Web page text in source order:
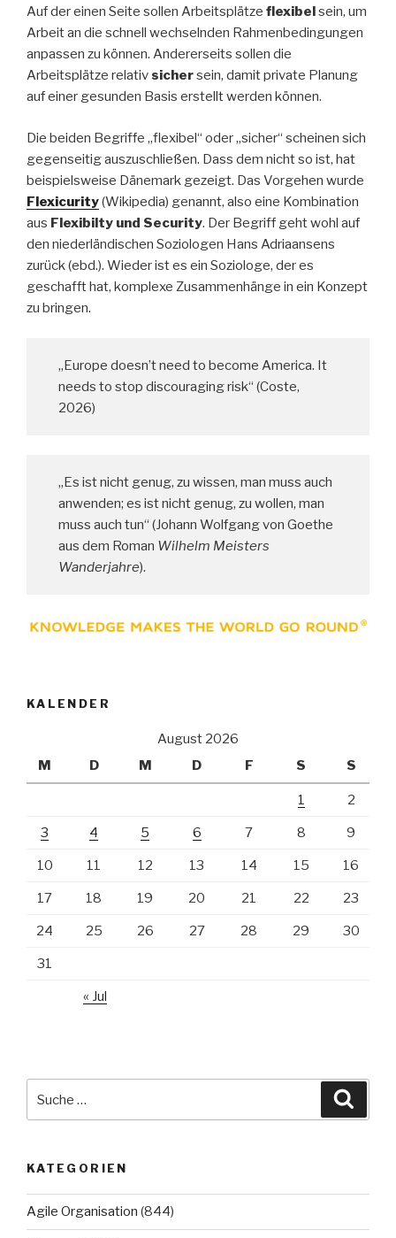
Auf der einen Seite sollen Arbeitsplätze flexibel sein, um
Arbeit an die schnell wechselnden Rahmenbedingungen
anpassen zu können. Andererseits sollen die
Arbeitsplätze relativsichersein, damit private Planung
auf einer gesunden Basis erstellt werden können.
Die beiden Begriffe „flexibel“ oder „sicher“ scheinen sich
gegenseitig auszuschließen. Dass dem nicht so ist, hat
beispielsweise Dänemark gezeigt. Das Vorgehen wurde
Flexicurity(Wikipedia) genannt, also eine Kombination
aus Flexibilty und Security. Der Begriff geht wohl auf
den niederländischen Soziologen Hans Adriaansens
zurück (ebd.). Wieder ist es ein Soziologe, der es
geschafft hat, komplexe Zusammenhänge in ein Konzept
zu bringen.
„Europe doesn’t need to become America. It
needs to stop discouraging risk“ (Coste,
2026)
„Es ist nicht genug, zu wissen, man muss auch
anwenden; es ist nicht genug, zu wollen, man
muss auch tun“ (Johann Wolfgang von Goethe
aus dem Roman Wilhelm Meisters
Wanderjahre).
KALENDER
August 2026
M
D M D F S S
1 2
3 4 5 6 7 8 9
10 11 12 13 14 15 16
17 18 19 20 21 22 23
24 25 26 27 28 29 30
31
« Jul
KATEGORIEN
Agile Organisation (844)